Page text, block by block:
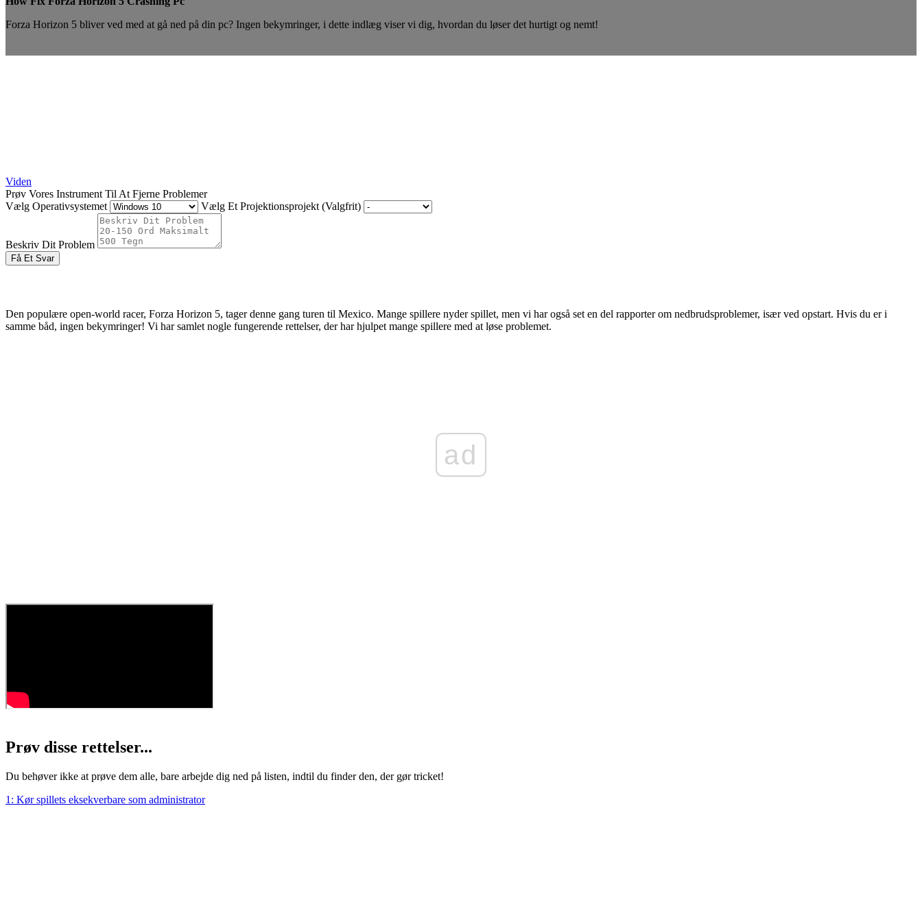
Forza Horizon 5 bliver ved med at gå ned på din pc? Ingen bekymringer, i dette indlæg viser vi dig, hvordan du løser det hurtigt og nemt!
Viden
Prøv Vores Instrument Til At Fjerne Problemer
Vælg Operativsystemet
Vælg Et Projektionsprojekt (Valgfrit)
Beskriv Dit Problem
Få Et Svar
Den populære open-world racer, Forza Horizon 5, tager denne gang turen til Mexico. Mange spillere nyder spillet, men vi har også set en del rapporter om nedbrudsproblemer, især ved opstart. Hvis du er i
samme båd, ingen bekymringer! Vi har samlet nogle fungerende rettelser, der har hjulpet mange spillere med at løse problemet.
ad
Prøv disse rettelser...
Du behøver ikke at prøve dem alle, bare arbejde dig ned på listen, indtil du finder den, der gør tricket!
1: Kør spillets eksekverbare som administrator